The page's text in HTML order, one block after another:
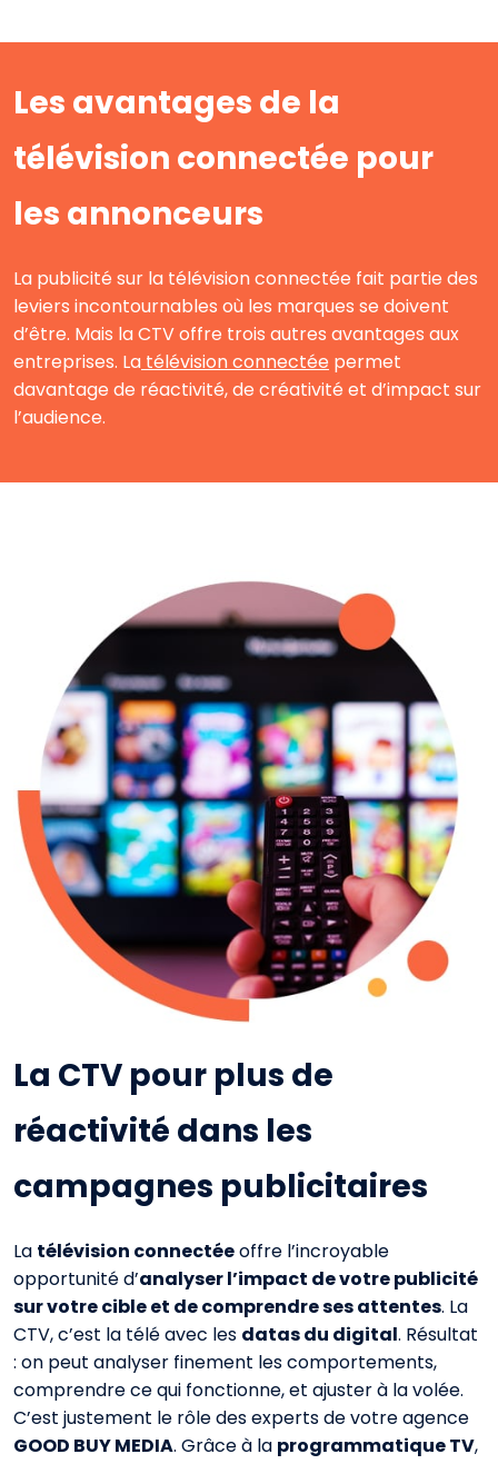
Les avantages de la
télévision connectée pour
les annonceurs
La publicité sur la télévision connectée fait partie des
leviers incontournables où les marques se doivent
d’être. Mais la CTV offre trois autres avantages aux
entreprises. La télévision connectée permet
davantage de réactivité, de créativité et d’impact sur
l’audience.
La CTV pour plus de
réactivité dans les
campagnes publicitaires
La télévision connectéeoffre l’incroyable
opportunité d’analyser l’impact de votre publicité
sur votre cible et de comprendre ses attentes. La
CTV, c’est la télé avec les datas du digital. Résultat
: on peut analyser finement les comportements,
comprendre ce qui fonctionne, et ajuster à la volée.
C’est justement le rôle des experts de votre agence
GOOD BUY MEDIA. Grâce à la programmatique TV,